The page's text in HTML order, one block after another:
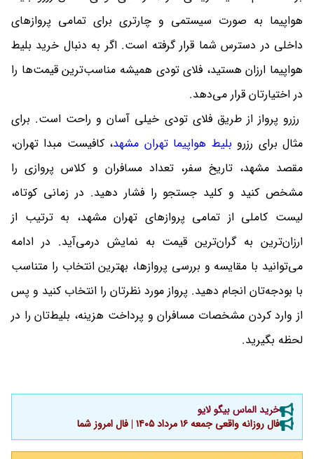
هواپیما به صورت سیستمی و چارتری برای تمامی پروازهای
داخلی در دسترس شما قرار گرفته است. اگر به دنبال خرید بلیط
هواپیما ارزان هستید، فلای تودی همیشه مناسب‌ترین قیمت‌ها را
در اختیارتان قرار می‌دهد.
رزرو پرواز از طریق فلای تودی خیلی آسان و راحت است. برای
مثال برای رزرو بلیط هواپیما تهران مشهد، کافیست مبدا تهران،
مقصد مشهد، تاریخ سفر، تعداد مسافران و کلاس پروازی را
مشخص کنید و کلید جستجو را فشار دهید. در زمانی کوتاه،
لیست کاملی از تمامی پروازهای تهران مشهد، به ترتیب از
ارزان‌ترین به گران‌ترین قیمت به نمایش درمی‌آید. در ادامه
می‌توانید با مقایسه و بررسی پروازها، بهترین انتخاب را متناسب
با بودجه‌تان انجام دهید. پرواز مورد نظرتان را انتخاب کنید و پس
از وارد کردن مشخصات مسافران و پرداخت هزینه، بلیط‌تان را در
لحظه بگیرید.
خرید الماس بیگو لایو
فال روزانه واقعی جمعه ۱۶ مرداد ۱۴۰۵ | فال امروز شما